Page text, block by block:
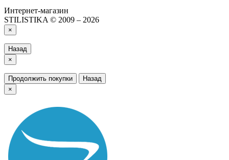
Интернет-магазин
STILISTIKA © 2009 – 2026
×
Назад
×
Продолжить покупки
Назад
×